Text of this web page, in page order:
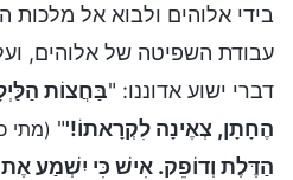
בידי אלוהים ולבוא אל מלכות
עבודת השפיטה של אלוהים,
דברי ישוע אדוננו: "בַּחֲצוֹת
הֶחָתָן, צְאֶינָה לִקְרָאתוֹ!'" (מתי
הַדֶּלֶת וְדוֹפֵק. אִישׁ כִּי יִשְׁמַע